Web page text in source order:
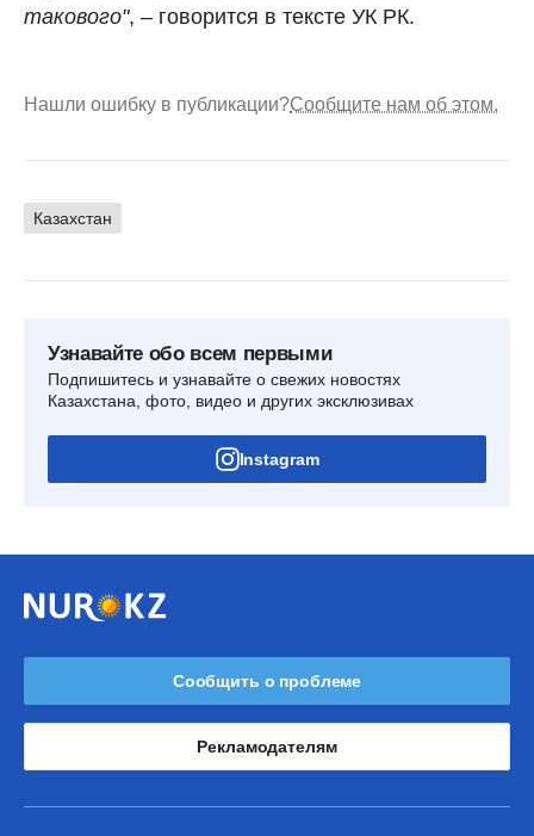
такового", – говорится в тексте УК РК.
Нашли ошибку в публикации?Сообщите нам об этом.
Казахстан
Узнавайте обо всем первыми
Подпишитесь и узнавайте о свежих новостях
Казахстана, фото, видео и других эксклюзивах
Instagram
Сообщить о проблеме
Рекламодателям